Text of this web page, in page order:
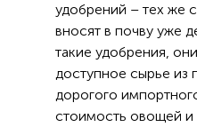
удобрений – тех же
вносят в почву уже
такие удобрения,
доступное сырье из
дорогого
стоимость овощей и